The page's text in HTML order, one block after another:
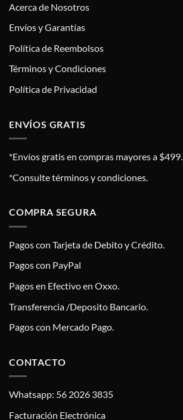
Acerca de Nosotros
Envíos y Garantías
Política de Reembolsos
Términos y Condiciones
Política de Privacidad
ENVÍOS GRATIS
*Envíos gratis en compras mayores a $499.
*Consulte términos y condiciones.
COMPRA SEGURA
Pagos con Tarjeta de Debito y Crédito.
Pagos con PayPal
Pagos en Efectivo en Oxxo.
Transferencia /Deposito Bancario.
Pagos con Mercado Pago.
CONTACTO
Whatsapp: 56 2026 3835
Facturación Electrónica